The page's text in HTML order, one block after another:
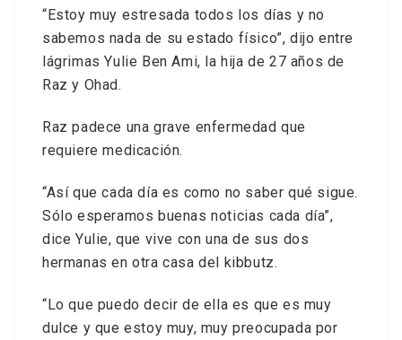
“Estoy muy estresada todos los días y no
sabemos nada de su estado físico”, dijo entre
lágrimas Yulie Ben Ami, la hija de 27 años de
Raz y Ohad.
Raz padece una grave enfermedad que
requiere medicación.
“Así que cada día es como no saber qué sigue.
Sólo esperamos buenas noticias cada día”,
dice Yulie, que vive con una de sus dos
hermanas en otra casa del kibbutz.
“Lo que puedo decir de ella es que es muy
dulce y que estoy muy, muy preocupada por